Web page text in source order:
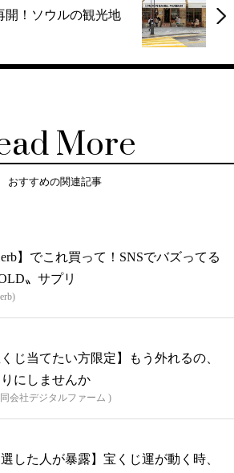
開！ソウルの観光地
More
おすすめの関連記事
】でこれ買って！SNSでバズってる
〟サプリ
くじ当てたい方限定】もう外れるの、
にしませんか
会社デジタルファーム )
選した人が暴露】宝くじ運が動く時、